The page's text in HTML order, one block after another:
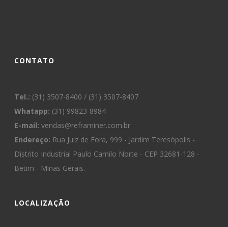
CONTATO
Tel.: (31) 3507-8400 / (31) 3507-8407
Whatapp: (31) 99823-8984
E-mail: vendas@reframiner.com.br
Endereço: Rua Juiz de Fora, 999 - Jardim Teresópolis -
Distrito Industrial Paulo Camilo Norte - CEP 32681-128 -
Betim - Minas Gerais.
LOCALIZAÇÃO